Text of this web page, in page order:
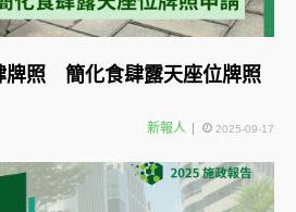
牌照 簡化食肆露天座位牌照
新報人 2025-09-17